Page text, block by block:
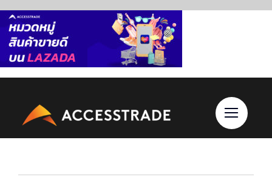
Skip
to
content